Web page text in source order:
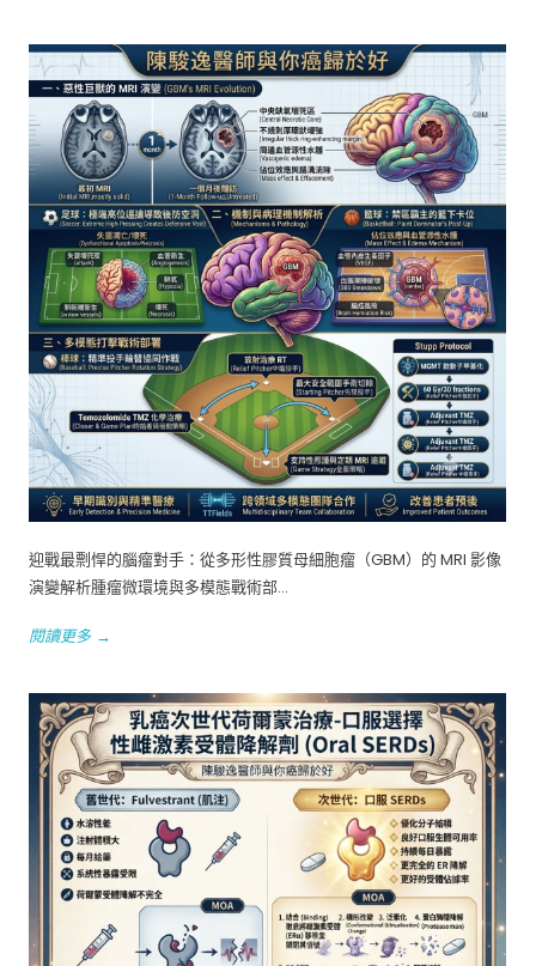
迎戰最剽悍的腦瘤對手：從多形性膠質母細胞瘤（GBM）的 MRI 影像
演變解析腫瘤微環境與多模態戰術部...
閱讀更多 →